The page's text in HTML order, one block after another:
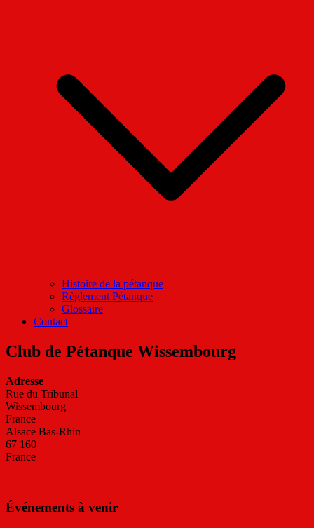
Histoire de la pétanque
Règlement Pétanque
Glossaire
Contact
Club de Pétanque Wissembourg
Adresse
Rue du Tribunal
Wissembourg
France
Alsace Bas-Rhin
67 160
France
Événements à venir